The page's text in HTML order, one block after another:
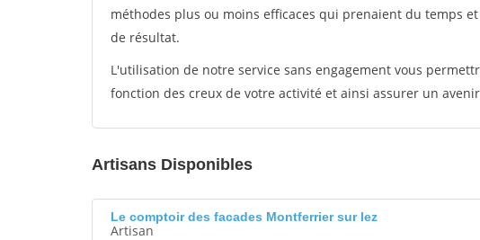
méthodes plus ou moins efficaces qui prenaient du temps
de résultat.
L'utilisation de notre service sans engagement vous
fonction des creux de votre activité et ainsi assurer un
Artisans Disponibles
Le comptoir des facades Montferrier sur lez
Artisan